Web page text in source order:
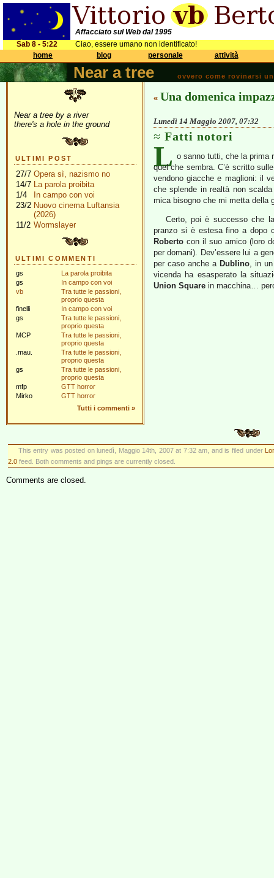
Affacciato sul Web dal 1995
Sab 8 - 5:22
Ciao, essere umano non identificato!
home
blog personale attività
Near a tree ovvero come rovinarsi
Near a tree by a river
there's a hole in the ground
ULTIMI POST
27/7 Opera sì, nazismo no
14/7 La parola proibita
1/4
In campo con voi
23/2 Nuovo cinema Luftansia
(2026)
11/2 Wormslayer
ULTIMI COMMENTI
gs
La parola proibita
gs
In campo con voi
vb
Tra tutte le passioni,
proprio questa
finelli
In campo con voi
gs
Tra tutte le passioni,
proprio questa
MCP
Tra tutte le passioni,
proprio questa
.mau.
Tra tutte le passioni,
proprio questa
gs
Tra tutte le passioni,
proprio questa
mfp
GTT horror
Mirko
GTT horror
Tutti i commenti »
« Una domenica
Lunedì 14 Maggio 2007, 07:32
Fatti notori
L o sanno tutti, che la prima
quel che sembra. C’è scritto
vendono giacche e maglioni: il
che splende in realtà non
mica bisogno che mi metta della
Certo, poi è successo che
pranzo si è estesa fino a dopo
Roberto con il suo amico (loro
per domani). Dev’essere lui a
per caso anche a Dublino, in
vicenda ha esasperato la
Union Square in macchina…
This entry was posted on lunedì, Maggio 14th, 2007 at 7:32 am, and is filed under
2.0 feed. Both comments and pings are currently closed.
Comments are closed.